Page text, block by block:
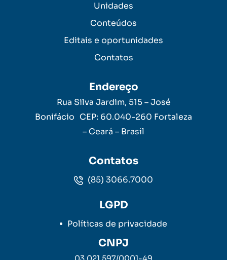
Unidades
Conteúdos
Editais e oportunidades
Contatos
Endereço
Rua Silva Jardim, 515 – José
Bonifácio CEP: 60.040-260 Fortaleza
– Ceará – Brasil
Contatos
(85) 3066.7000
LGPD
Políticas de privacidade
CNPJ